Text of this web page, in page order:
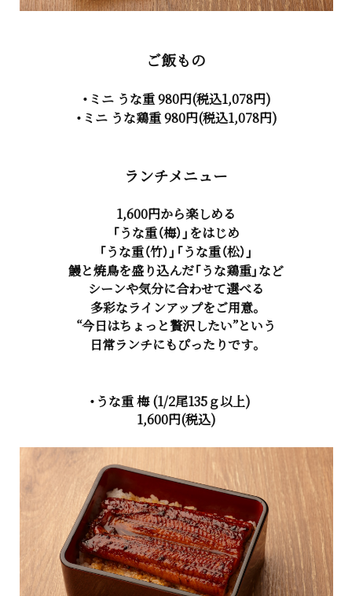
ご飯もの
・ミニ うな重 980円(税込1,078円)
・ミニ うな鶏重 980円(税込1,078円)
ランチメニュー
1,600円から楽しめる
「うな重（梅）」をはじめ
「うな重（竹）」「うな重（松）」
鰻と焼鳥を盛り込んだ「うな鶏重」など
シーンや気分に合わせて選べる
多彩なラインアップをご用意。
“今日はちょっと贅沢したい”という
日常ランチにもぴったりです。
・うな重 梅(1/2尾135ｇ以上)
1,600円(税込)